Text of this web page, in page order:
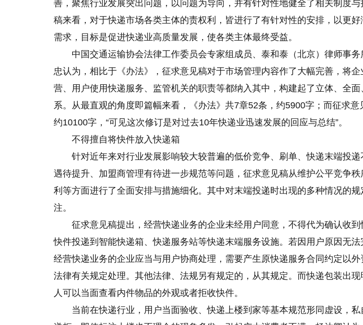
善，聚焦行业发展突出问题，以问题为导向，并有针对性地健全了相关制度
稿来看，对于快递市场各类主体的责权利，皆进行了有针对性的安排，以更
需求，目标是促进快递业高质量发展，使各类主体最终受益。
中国交通运输协会法律工作委员会专家组成员、泰和泰（北京）律师事
忠认为，相比于《办法》，征求意见稿对于市场管理内容作了大幅完善，将
营、用户使用快递服务、监管机关的职责等都纳入其中，构建起了立体、全
系。从最直观的角度即篇幅来看，《办法》共7章52条，约5900字；而征求意
约10100字，“可见这次修订是对过去10年快递业迅速发展的回应与总结”。
不得擅自将快件放入快递箱
针对近年来对行业发展影响较大较普遍的低价竞争、刷单、快递末端投
遇待提升、加盟商管理有待进一步规范等问题，征求意见稿从维护公平竞争秩
利等方面进行了全面安排与措施细化。其中对末端投递时出现的多种情况的
注。
征求意见稿提出，经营快递业务的企业未经用户同意，不得代为确认收
快件投递到智能快递箱、快递服务站等快递末端服务设施。若因用户原因无法
经营快递业务的企业应当与用户协商处理，需要产生原快递服务合同约定以
法律有关规定处理。其他法律、法规另有规定的，从其规定。而快递包装出
人可以当面查看内件物品的外观或者拒收快件。
当前在快递行业，用户当面验收、快递上楼到家等基本规范形同虚设，